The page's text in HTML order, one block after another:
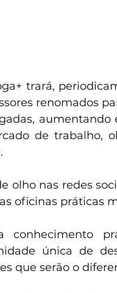
trará,
renomados
aumentando
de trabalho,
olho nas redes
oficinas práticas
conhecimento
única de
que serão o